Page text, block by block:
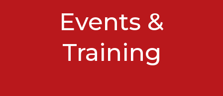
Events &
Training